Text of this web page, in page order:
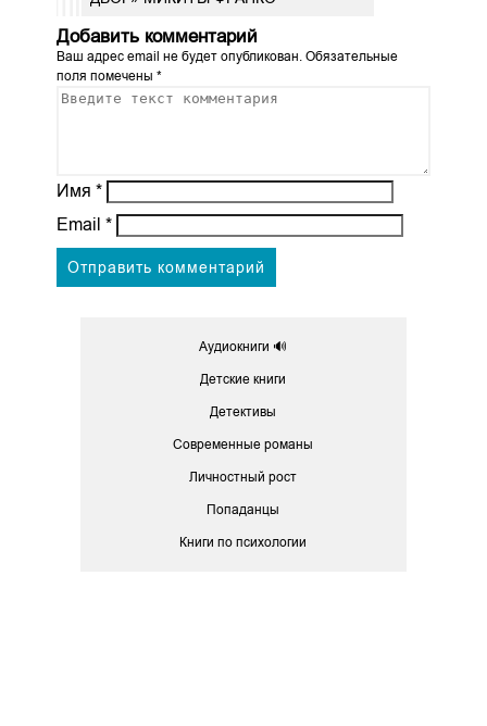
Добавить комментарий
Ваш адрес email не будет опубликован.Обязательные
поля помечены *
Имя *
Email *
Аудиокниги 🔊
Детские книги
Детективы
Современные романы
Личностный рост
Попаданцы
Книги по психологии